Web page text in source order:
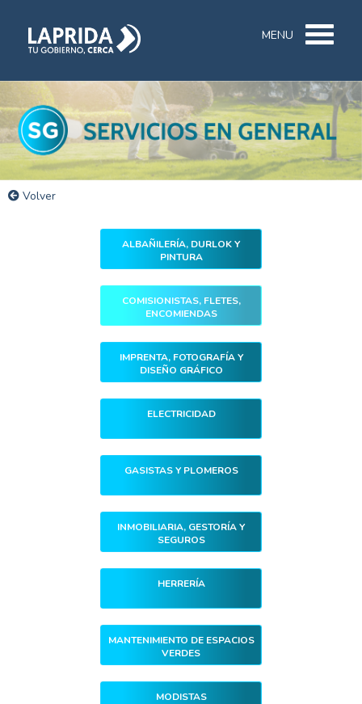
MENU
Volver
ALBAÑILERÍA, DURLOK Y
PINTURA
COMISIONISTAS, FLETES,
ENCOMIENDAS
IMPRENTA, FOTOGRAFÍA Y
DISEÑO GRÁFICO
ELECTRICIDAD
GASISTAS Y PLOMEROS
INMOBILIARIA, GESTORÍA Y
SEGUROS
HERRERÍA
MANTENIMIENTO DE ESPACIOS
VERDES
MODISTAS